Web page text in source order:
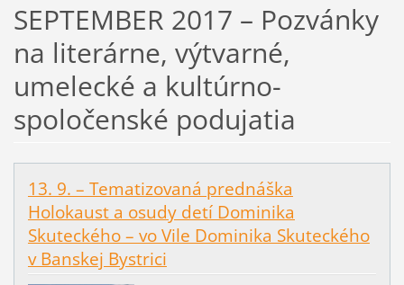
SEPTEMBER 2017 – Pozvánky
na literárne, výtvarné,
umelecké a kultúrno-
spoločenské podujatia
13. 9. – Tematizovaná prednáška
Holokaust a osudy detí Dominika
Skuteckého – vo Vile Dominika Skuteckého
v Banskej Bystrici